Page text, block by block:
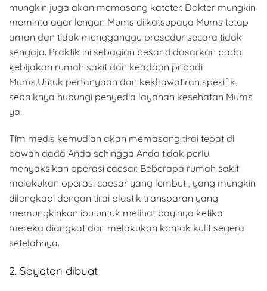
mungkin juga akan memasang kateter. Dokter mungkin
meminta agar lengan Mums diikatsupaya Mums tetap
aman dan tidak mengganggu prosedur secara tidak
sengaja. Praktik ini sebagian besar didasarkan pada
kebijakan rumah sakit dan keadaan pribadi
Mums.Untuk pertanyaan dan kekhawatiran spesifik,
sebaiknya hubungi penyedia layanan kesehatan Mums
ya.
Tim medis kemudian akan memasang tirai tepat di
bawah dada Anda sehingga Anda tidak perlu
menyaksikan operasi caesar. Beberapa rumah sakit
melakukan operasi caesar yang lembut , yang mungkin
dilengkapi dengan tirai plastik transparan yang
memungkinkan ibu untuk melihat bayinya ketika
mereka diangkat dan melakukan kontak kulit segera
setelahnya.
2. Sayatan dibuat